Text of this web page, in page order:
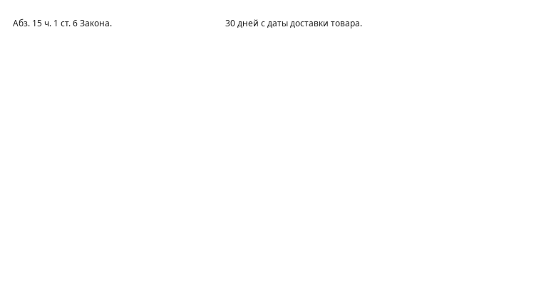
Абз. 15 ч. 1 ст. 6 Закона. 30 дней с даты доставки товара.